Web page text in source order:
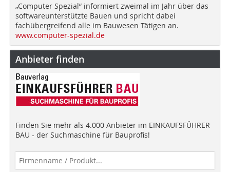
„Computer Spezial“ informiert zweimal im Jahr über das
softwareunterstützte Bauen und spricht dabei
fachübergreifend alle im Bauwesen Tätigen an.
www.computer-spezial.de
Anbieter finden
Finden Sie mehr als 4.000 Anbieter im EINKAUFSFÜHRER
BAU - der Suchmaschine für Bauprofis!